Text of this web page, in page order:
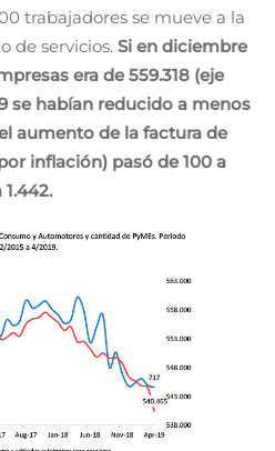
trabajadores se mueve a la
de servicios. Si en diciembre
era de 559.318 (eje
se habían reducido a menos
aumento de la factura de
inflación) pasó de 100 a
1.442.